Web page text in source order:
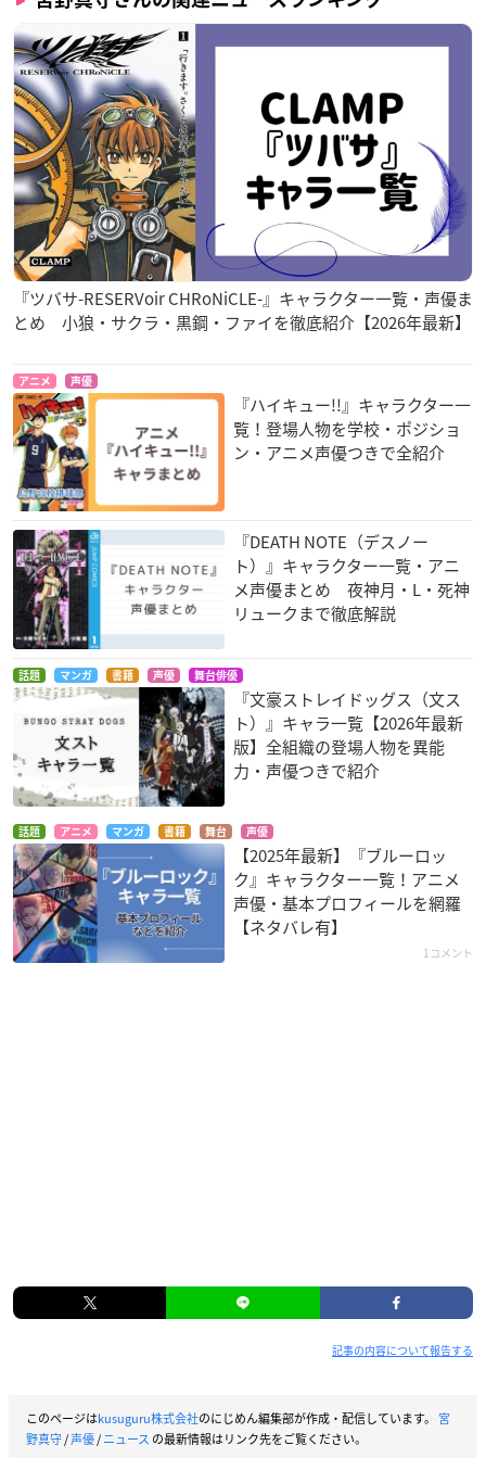
『ツバサ-RESERVoir CHRoNiCLE-』キャラクター一覧・声優ま
とめ 小狼・サクラ・黒鋼・ファイを徹底紹介【2026年最新】
アニメ 声優
『ハイキュー!!』キャラクター一
覧！登場人物を学校・ポジショ
ン・アニメ声優つきで全紹介
『DEATH NOTE（デスノー
ト）』キャラクター一覧・アニ
メ声優まとめ 夜神月・L・死神
リュークまで徹底解説
話題 マンガ 書籍 声優 舞台俳優
『文豪ストレイドッグス（文ス
ト）』キャラ一覧【2026年最新
版】全組織の登場人物を異能
力・声優つきで紹介
話題 アニメ マンガ 書籍 舞台 声優
【2025年最新】『ブルーロッ
ク』キャラクター一覧！アニメ
声優・基本プロフィールを網羅
【ネタバレ有】
1コメント
記事の内容について報告する
このページはkusuguru株式会社のにじめん編集部が作成・配信しています。 宮
野真守/声優/ニュース の最新情報はリンク先をご覧ください。